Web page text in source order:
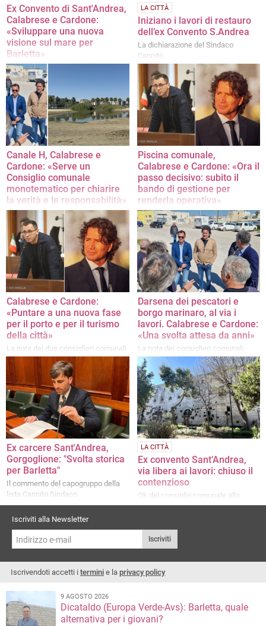
Ex Convento di Sant'Andrea,
Calabrese e Cardone:
«Sviluppare una nuova
visione sul mare per
Barletta»
La nota dei consiglieri comunali
LA CITTÀ
Iniziano i lavori di restauro
dell’ex Convento S.Andrea
La dichiarazione del Sindaco
Cannito
Canale H, Calabrese e
Cardone: «Serve un
Consiglio comunale
monotematico per chiarire
la verità e le responsabilità»
La richiesta dei consiglieri comunali
di un consiglio dedicato al tema con
esperti e rappresentanti di tutti gli
enti
Piscina comunale,
Calabrese e Cardone: «Ora il
passo decisivo: subito il
bando di gestione per
renderla operativa»
La nota dei due consiglieri comunali
Calabrese e Cardone:
«Puntare a una nuova fase
per il porto e per il turismo
della città»
La nota dei due consiglieri comunali
Darsena dei pescatori e
borgo marinaro, al via i
lavori. Calabrese e Cardone:
«Una svolta attesa da anni»
La nota dei consiglieri comunali
Ex carcere Sant'Andrea,
Gorgoglione: "Svolta storica
per Barletta"
Il commento del capogruppo della
lista Cannito Sindaco
LA CITTÀ
Ex convento Sant’Andrea,
via libera ai lavori: chiuso il
contenzioso
Ok del consiglio comunale alla
convenzione con i proprietari dei
Iscriviti alla Newsletter
Iscriviti
Iscrivendoti accetti i termini e la privacy policy
9 AGOSTO 2026
Dicataldo (Europa Verde-Avs): Barletta, quale
alternativa per i giovani?